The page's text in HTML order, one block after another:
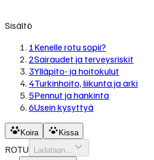
Sisältö
1Kenelle rotu sopii?
2Sairaudet ja terveysriskit
3Ylläpito- ja hoitokulut
4Turkinhoito, liikunta ja arki
5Pennut ja hankinta
6Usein kysyttyä
Koira Kissa
ROTU Ladataan...